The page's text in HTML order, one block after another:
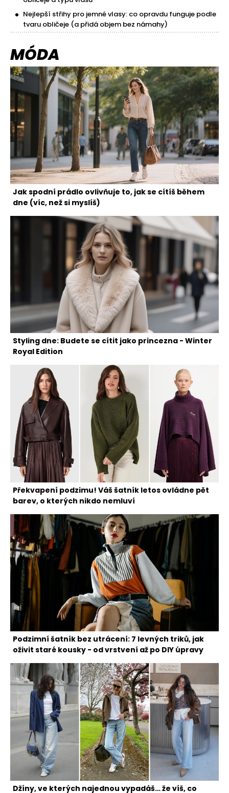
Nejlepší střihy pro jemné vlasy: co opravdu funguje podle
tvaru obličeje (a přidá objem bez námahy)
MÓDA
Jak spodní prádlo ovlivňuje to, jak se cítíš během
dne (víc, než si myslíš)
Styling dne: Budete se cítit jako princezna - Winter
Royal Edition
Překvapení podzimu! Váš šatník letos ovládne pět
barev, o kterých nikdo nemluví
Podzimní šatník bez utrácení: 7 levných triků, jak
oživit staré kousky - od vrstvení až po DIY úpravy
Džíny, ve kterých najednou vypadáš… že víš, co